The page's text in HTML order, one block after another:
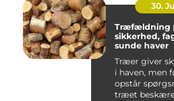
30.
Træfældning
sikkerhed,
sunde haver
Træer giver
i haven, men
opstår
træet